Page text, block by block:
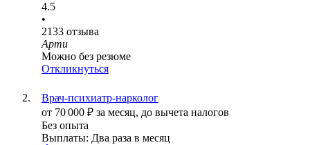
4.5
•
2133 отзыва
Арти
Можно без резюме
Откликнуться
Врач-психиатр-нарколог
от 70 000 ₽ за месяц, до вычета налогов
Без опыта
Выплаты: Два раза в месяц